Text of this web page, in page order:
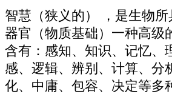
智慧（狭义的） ，是生物
器官（物质基础）一种高级
含有：感知、知识、记忆、
感、逻辑、辨别、计算、分
化、中庸、包容、决定等多